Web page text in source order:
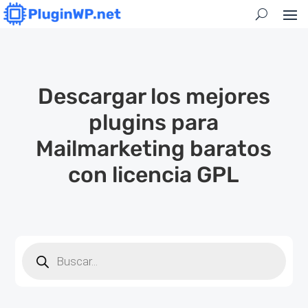
Descargar los mejores
plugins para
Mailmarketing baratos
con licencia GPL
productos